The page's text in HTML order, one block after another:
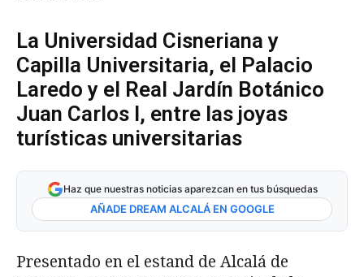
La Universidad Cisneriana y
Capilla Universitaria, el Palacio
Laredo y el Real Jardín Botánico
Juan Carlos I, entre las joyas
turísticas universitarias
Haz que nuestras noticias aparezcan en tus búsquedas
AÑADE DREAM ALCALÁ EN GOOGLE
Presentado en el estand de Alcalá de